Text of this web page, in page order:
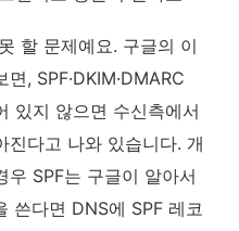
할 문제예요. 구글의 이
, SPF·DKIM·DMARC
있지 않으면 수신측에서
진다고 나와 있습니다. 개
SPF는 구글이 알아서
쓴다면 DNS에 SPF 레코